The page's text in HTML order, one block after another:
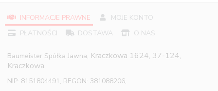
INFORMACJE PRAWNE
MOJE KONTO
PŁATNOŚCI
DOSTAWA O NAS
Baumeister Spółka Jawna, Kraczkowa 1624, 37-124,
Kraczkowa,
NIP: 8151804491, REGON: 381088206,